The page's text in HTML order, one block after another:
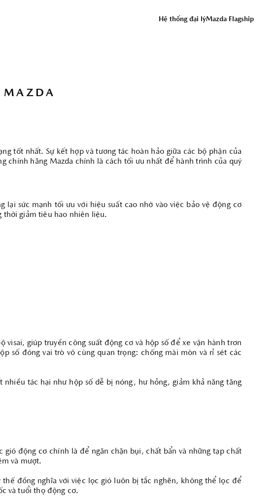
Hệ thống đại lýMazda Flagship
MAZDA
tốt nhất. Sự kết hợp và tương tác hoàn hảo giữa các bộ phận của
chính hãng Mazda chính là cách tối ưu nhất để hành trình của quý
sức mạnh tối ưu với hiệu suất cao nhờ vào việc bảo vệ động cơ
thời giảm tiêu hao nhiên liệu.
giúp truyền công suất động cơ và hộp số để xe vận hành trơn
đóng vai trò vô cùng quan trọng: chống mài mòn và rỉ sét các
tác hại như hộp số dễ bị nóng, hư hỏng, giảm khả năng tăng
động cơ chính là để ngăn chặn bụi, chất bẩn và những tạp chất
và mượt.
đồng nghĩa với việc lọc gió luôn bị tắc nghẽn, không thể lọc để
và tuổi thọ động cơ.